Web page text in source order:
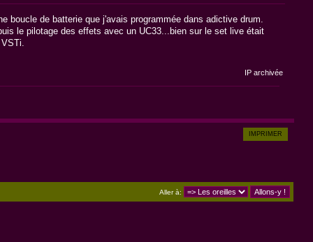
de batterie que j'avais programmée dans adictive drum.
le pilotage des effets avec un UC33...bien sur le set live était
IP archivée
IMPRIMER
Aller à: